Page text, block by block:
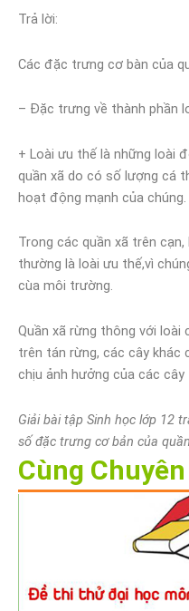
Trả lời:
Các đặc trưng cơ bàn của
– Đặc trưng về thành phần
+ Loài ưu thế là những loài
quần xã do có số lượng cá
hoạt động mạnh của chúng.
Trong các quần xã trên
thường là loài ưu thế,vì
cùa môi trường.
Quần xã rừng thông với
trên tán rừng, các cây khác
chịu ảnh hưởng của các cây
Giải bài tập Sinh học lớp 12
số đặc trưng cơ bản của
Cùng